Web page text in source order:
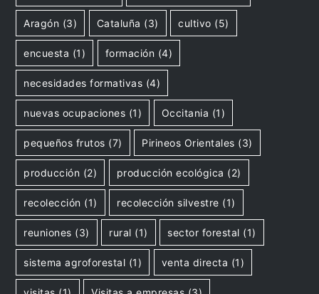
Aragón (3) Cataluña (3) cultivo (5)
encuesta (1) formación (4)
necesidades formativas (4)
nuevas ocupaciones (1) Occitania (1)
pequeños frutos (7) Pirineos Orientales (3)
producción (2) producción ecológica (2)
recolección (1) recolección silvestre (1)
reuniones (3) rural (1) sector forestal (1)
sistema agroforestal (1) venta directa (1)